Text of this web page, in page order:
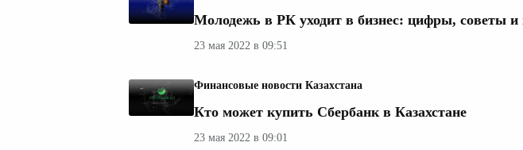
Молодежь в РК уходит в бизнес: цифры, советы и
23 мая 2022 в 09:51
Финансовые новости Казахстана
Кто может купить Сбербанк в Казахстане
23 мая 2022 в 09:01